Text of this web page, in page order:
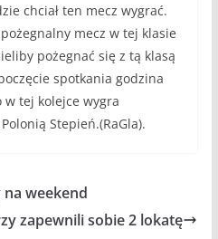
chciał ten mecz wygrać.
mecz w tej klasie
pożegnać się z tą klasą
spotkania godzina
w tej kolejce wygra
Stepień.(RaGla).
na weekend
zapewnili sobie 2 lokatę